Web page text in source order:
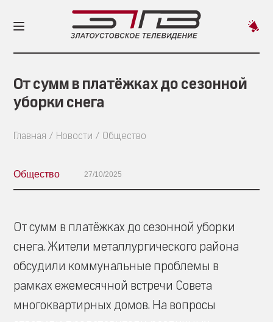
От сумм в платёжках до сезонной
уборки снега
Главная Новости Общество
Общество 27/10/2025
От сумм в платёжках до сезонной уборки
снега. Жители металлургического района
обсудили коммунальные проблемы в
рамках ежемесячной встречи Совета
многоквартирных домов. На вопросы